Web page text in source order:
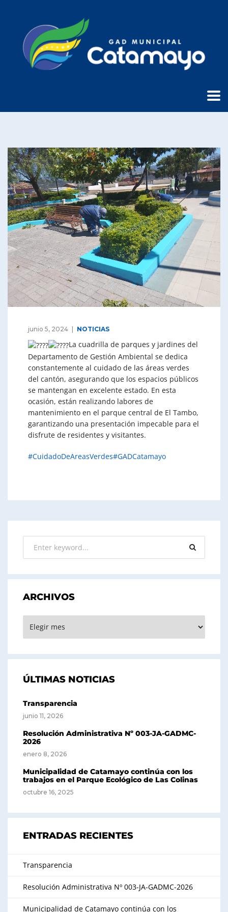
junio 5, 2024 NOTICIAS
La cuadrilla de parques y jardines del
Departamento de Gestión Ambiental se dedica
constantemente al cuidado de las áreas verdes
del cantón, asegurando que los espacios públicos
se mantengan en excelente estado. En esta
ocasión, están realizando labores de
mantenimiento en el parque central de El Tambo,
garantizando una presentación impecable para el
disfrute de residentes y visitantes.
#CuidadoDeAreasVerdes#GADCatamayo
ARCHIVOS
ÚLTIMAS NOTICIAS
Transparencia
junio 11, 2026
Resolución Administrativa Nº 003-JA-GADMC-
2026
enero 8, 2026
Municipalidad de Catamayo continúa con los
trabajos en el Parque Ecológico de Las Colinas
octubre 16, 2025
ENTRADAS RECIENTES
Transparencia
Resolución Administrativa Nº 003-JA-GADMC-2026
Municipalidad de Catamayo continúa con los